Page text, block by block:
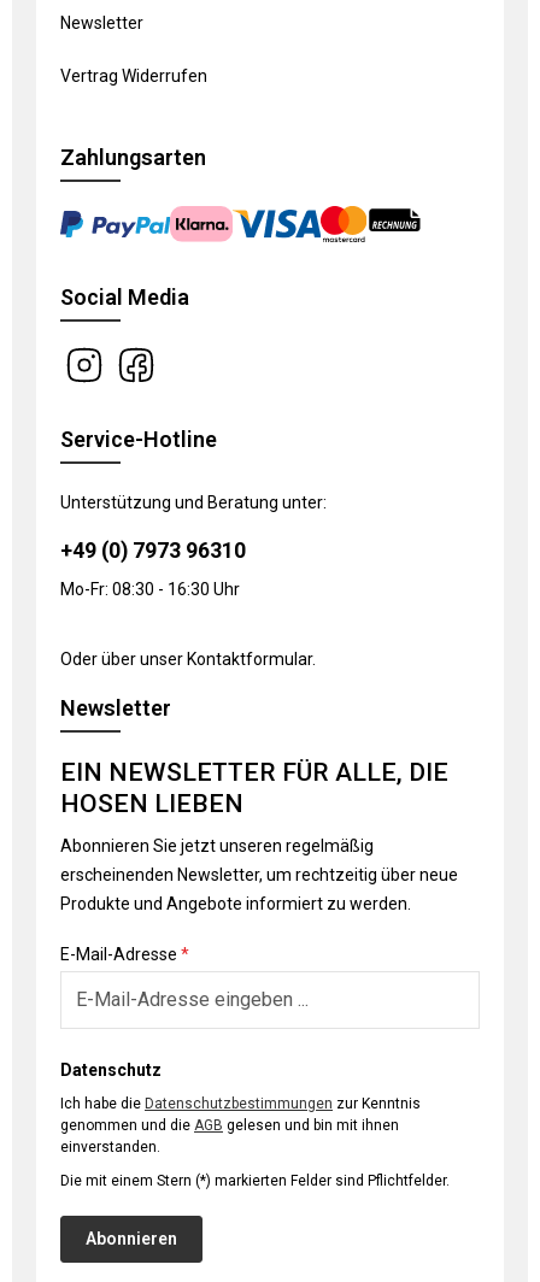
Newsletter
Vertrag Widerrufen
Zahlungsarten
Social Media
Service-Hotline
Unterstützung und Beratung unter:
+49 (0) 7973 96310
Mo-Fr: 08:30 - 16:30 Uhr
Oder über unser Kontaktformular.
Newsletter
EIN NEWSLETTER FÜR ALLE, DIE
HOSEN LIEBEN
Abonnieren Sie jetzt unseren regelmäßig
erscheinenden Newsletter, um rechtzeitig über neue
Produkte und Angebote informiert zu werden.
E-Mail-Adresse *
Datenschutz
Ich habe die Datenschutzbestimmungen
genommen und die AGB
einverstanden.
Die mit einem Stern (*) markierten Felder sind Pflichtfelder.
Abonnieren